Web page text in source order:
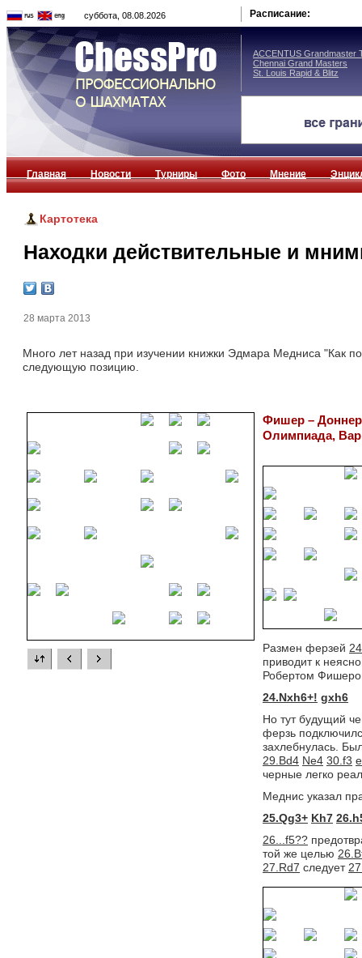
суббота, 08.08.2026 Расписание:
ACCENTUS Grandmaster
Chennai Grand Masters
St. Louis Rapid & Blitz
Главная Новости Турниры Фото Мнение
Картотека
Находки действительные и
28 марта 2013
Много лет назад при изучении книжки Эдмара Медниса "Как
следующую позицию.
Фишер – Доннер
Олимпиада,
Размен ферзей
приводит к
Робертом
24.Nxh6+! gxh6
Но тут будущий
ферзь
захлебнулась.
29.Bd4 Ne4 30.f3
черные легко
Меднис указал
25.Qg3+ Kh7
26...f5??
той же целью
27.Rd7 следует